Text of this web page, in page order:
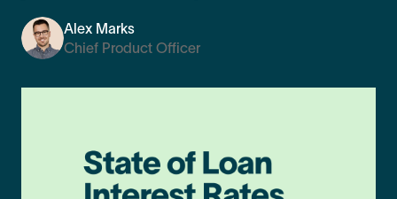
Alex Marks
Chief Product Officer